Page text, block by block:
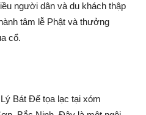
người dân và du khách thập
tâm lễ Phật và thưởng
cổ.
Bát Đế tọa lạc tại xóm